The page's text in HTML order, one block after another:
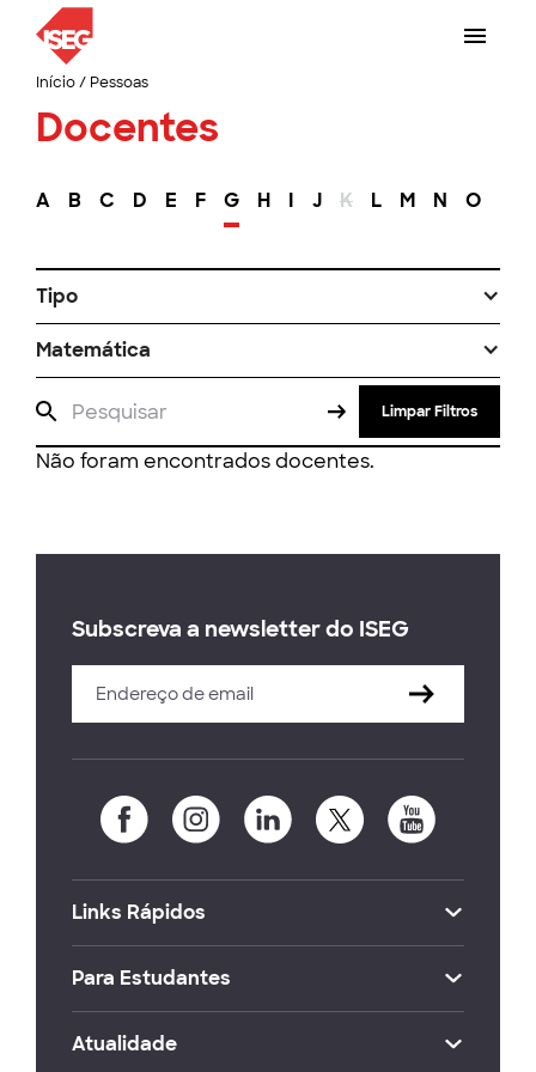
Início/ Pessoas
Docentes
A B C D E F G H I J K L M N O
Tipo
Matemática
Limpar Filtros
Não foram encontrados docentes.
Subscreva a newsletter do ISEG
Links Rápidos
Para Estudantes
Atualidade